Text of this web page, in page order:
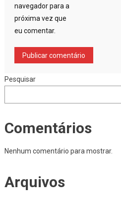
navegador para a
próxima vez que
eu comentar.
Pesquisar
Comentários
Nenhum comentário para mostrar.
Arquivos